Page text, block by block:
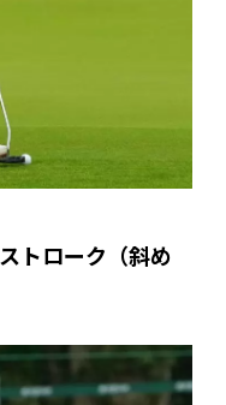
トローク（斜め